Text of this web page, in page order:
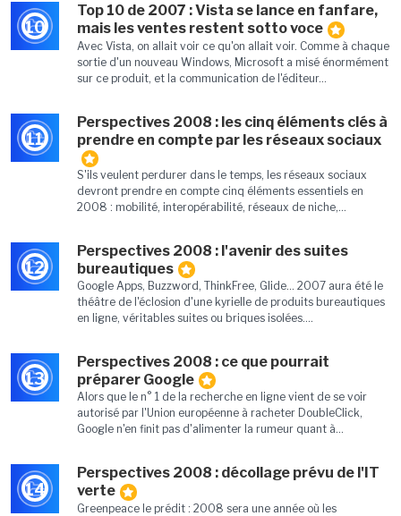
10
Top 10 de 2007 : Vista se lance en fanfare,
mais les ventes restent sotto voce
Avec Vista, on allait voir ce qu'on allait voir. Comme à chaque
sortie d'un nouveau Windows, Microsoft a misé énormément
sur ce produit, et la communication de l'éditeur...
11
Perspectives 2008 : les cinq éléments clés à
prendre en compte par les réseaux sociaux
S'ils veulent perdurer dans le temps, les réseaux sociaux
devront prendre en compte cinq éléments essentiels en
2008 : mobilité, interopérabilité, réseaux de niche,...
12
Perspectives 2008 : l'avenir des suites
bureautiques
Google Apps, Buzzword, ThinkFree, Glide... 2007 aura été le
théâtre de l'éclosion d'une kyrielle de produits bureautiques
en ligne, véritables suites ou briques isolées....
13
Perspectives 2008 : ce que pourrait
préparer Google
Alors que le n° 1 de la recherche en ligne vient de se voir
autorisé par l'Union européenne à racheter DoubleClick,
Google n'en finit pas d'alimenter la rumeur quant à...
14
Perspectives 2008 : décollage prévu de l'IT
verte
Greenpeace le prédit : 2008 sera une année où les